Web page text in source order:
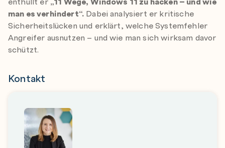
man es verhindert“. Dabei analysiert er kritische
Sicherheitslücken und erklärt, welche Systemfehler
Angreifer ausnutzen – und wie man sich wirksam davor
schützt.
Kontakt